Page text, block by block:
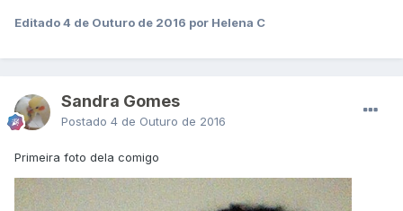
Editado4 de Outuro de 2016 por Helena C
Sandra Gomes
Postado 4 de Outuro de 2016
Primeira foto dela comigo